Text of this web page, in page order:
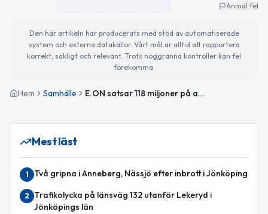
Anmäl fel
Den här artikeln har producerats med stöd av automatiserade
system och externa datakällor. Vårt mål är alltid att rapportera
korrekt, sakligt och relevant. Trots noggranna kontroller kan fel
förekomma.
Hem Samhälle E.ON satsar 118 miljoner på att modernisera elnätet i Nässjö
Mest läst
1 Två gripna i Anneberg, Nässjö efter inbrott i Jönköping
2
Trafikolycka på länsväg 132 utanför Lekeryd i
Jönköpings län